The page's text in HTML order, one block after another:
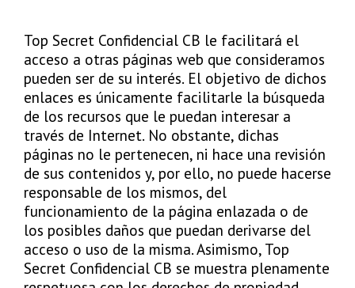
Top Secret Confidencial CB le facilitará el
acceso a otras páginas web que consideramos
pueden ser de su interés. El objetivo de dichos
enlaces es únicamente facilitarle la búsqueda
de los recursos que le puedan interesar a
través de Internet. No obstante, dichas
páginas no le pertenecen, ni hace una revisión
de sus contenidos y, por ello, no puede hacerse
responsable de los mismos, del
funcionamiento de la página enlazada o de
los posibles daños que puedan derivarse del
acceso o uso de la misma. Asimismo, Top
Secret Confidencial CB se muestra plenamente